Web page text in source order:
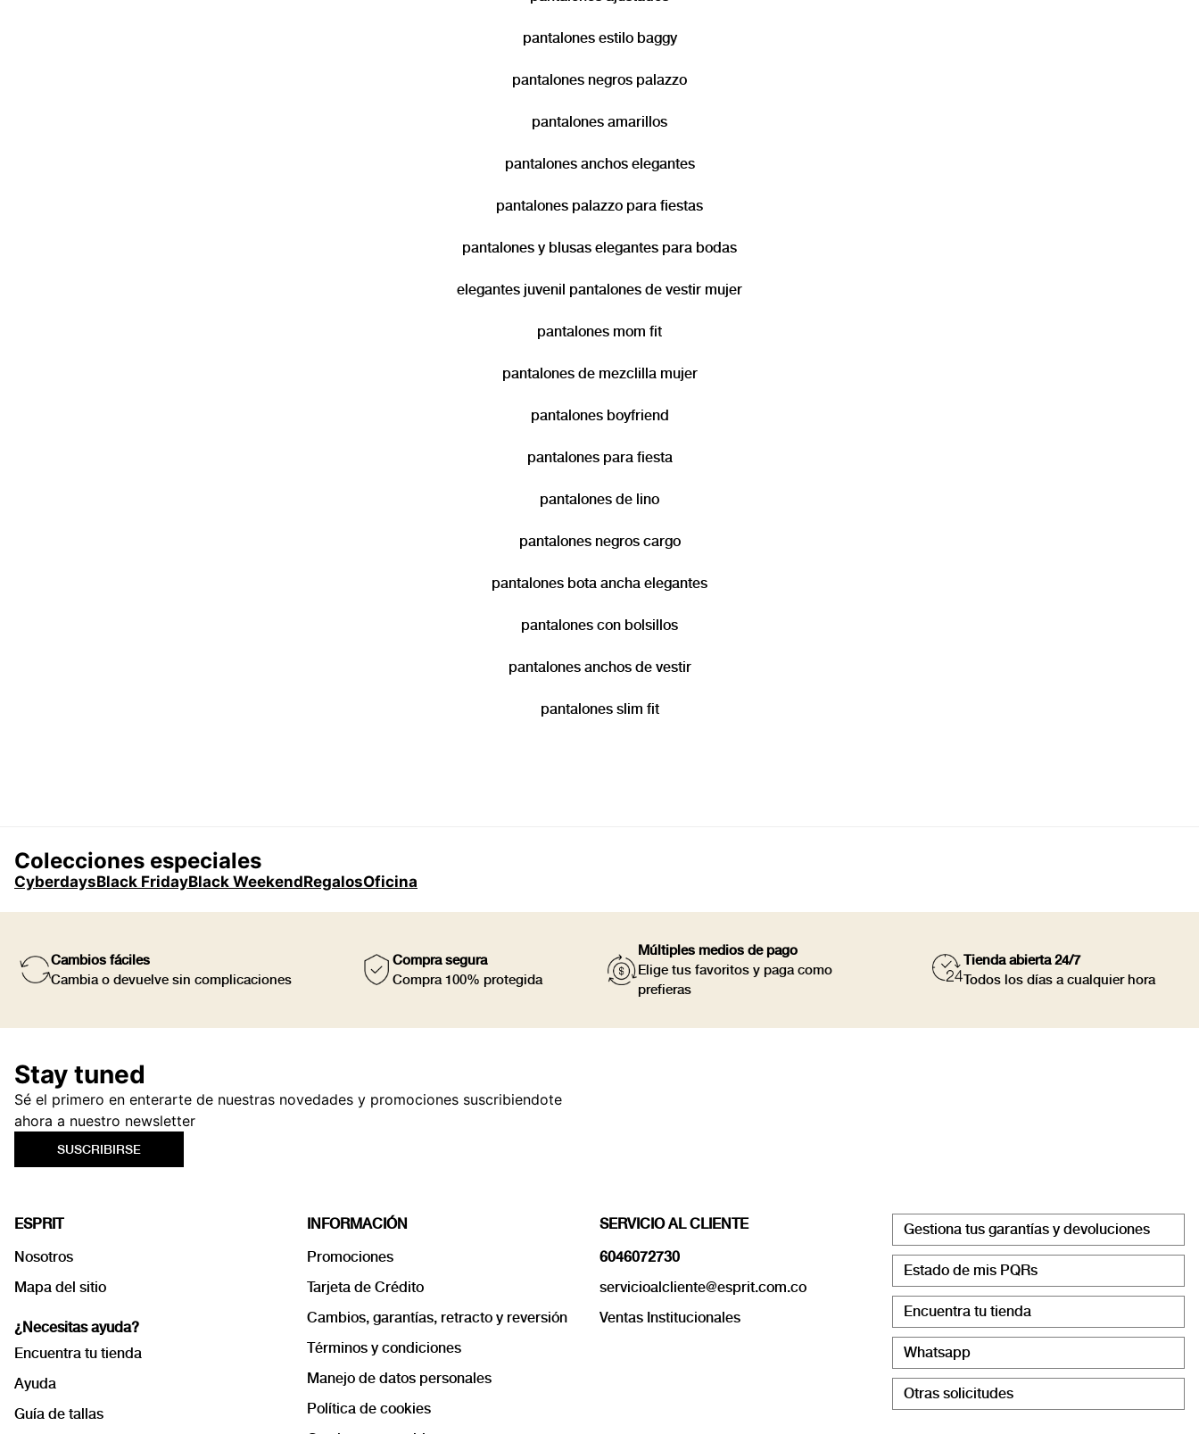
pantalones estilo baggy
pantalones negros palazzo
pantalones amarillos
pantalones anchos elegantes
pantalones palazzo para fiestas
pantalones y blusas elegantes para bodas
elegantes juvenil pantalones de vestir mujer
pantalones mom fit
pantalones de mezclilla mujer
pantalones boyfriend
pantalones para fiesta
pantalones de lino
pantalones negros cargo
pantalones bota ancha elegantes
pantalones con bolsillos
pantalones anchos de vestir
pantalones slim fit
Colecciones especiales
CyberdaysBlack FridayBlack WeekendRegalosOficina
Cambios fáciles
Cambia o devuelve sin complicaciones
Compra segura
Compra 100% protegida
Múltiples medios de pago
Elige tus favoritos y paga como
prefieras
Tienda abierta 24/7
Todos los días a cualquier hora
Stay tuned
Sé el primero en enterarte de nuestras novedades y promociones suscribiendote
ahora a nuestro newsletter
SUSCRIBIRSE
ESPRIT
Nosotros
Mapa del sitio
¿Necesitas ayuda?
Encuentra tu tienda
Ayuda
Guía de tallas
INFORMACIÓN
Promociones
Tarjeta de Crédito
Cambios, garantías, retracto y reversión
Términos y condiciones
Manejo de datos personales
Política de cookies
SERVICIO AL CLIENTE
6046072730
servicioalcliente@esprit.com.co
Ventas Institucionales
Gestiona tus garantías y devoluciones
Estado de mis PQRs
Encuentra tu tienda
Whatsapp
Otras solicitudes